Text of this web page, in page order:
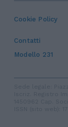
Cookie Policy
Contatti
Modello 231